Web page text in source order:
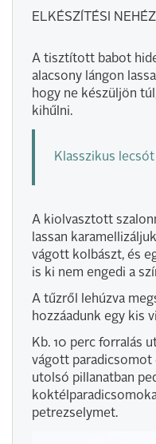
ELKÉSZÍTÉSI
A tisztított babot
alacsony lángon
hogy ne készüljön
kihűlni.
Klasszikus
A kiolvasztott
lassan
vágott kolbászt, és
is ki nem engedi a
A tűzről lehúzva
hozzáadunk egy kis
Kb. 10 perc forralás
vágott paradicsomot
utolsó pillanatban
petrezselymet.